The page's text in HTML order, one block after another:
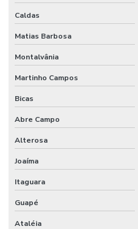
Caldas
Matias Barbosa
Montalvânia
Martinho Campos
Bicas
Abre Campo
Alterosa
Joaíma
Itaguara
Guapé
Ataléia